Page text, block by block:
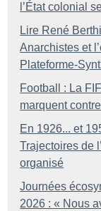
l’État colonial
Lire René
Anarchistes et
Plateforme-
Football : La
marquent
En 1926... et
Trajectoires de
organisé
Journées
2026 : « Nous